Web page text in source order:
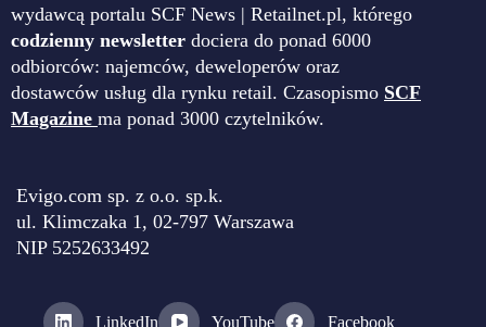
wydawcą portalu SCF News | Retailnet.pl, którego
codzienny newsletter dociera do ponad 6000
odbiorców: najemców, deweloperów oraz
dostawców usług dla rynku retail. Czasopismo SCF
Magazine ma ponad 3000 czytelników.
Evigo.com sp. z o.o. sp.k.
ul. Klimczaka 1, 02-797 Warszawa
NIP 5252633492
LinkedIn YouTube Facebook